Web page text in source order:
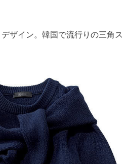
ザイン。韓国で流行りの三角